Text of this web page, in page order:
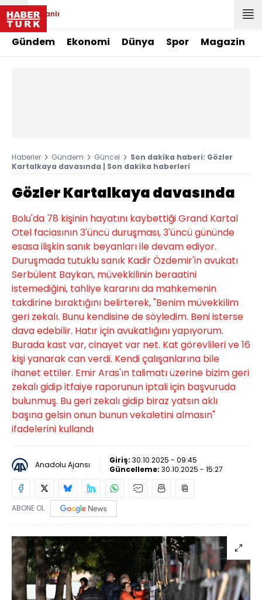
Canlı
Gündem Ekonomi Dünya Spor Magazin
Haberler Gündem Güncel
Son dakika haberi: Gözler
Kartalkaya davasında | Son dakika haberleri
Gözler Kartalkaya davasında
Bolu'da 78 kişinin hayatını kaybettiği Grand Kartal
Otel faciasının 3'üncü duruşması, 3'üncü gününde
esasa ilişkin sanık beyanları ile devam ediyor.
Duruşmada tutuklu sanık Kadir Özdemir'in avukatı
Serbülent Baykan, müvekkilinin beraatini
istemediğini, tahliye kararını da mahkemenin
takdirine bıraktığını belirterek, "Benim müvekkilim
geri zekalı. Bunu kendisine de söyledim. Beni isterse
dava edebilir. Hatır için avukatlığını yapıyorum.
Burada kast var, cinayet var net. Kat görevlileri ve 16
kişi yanarak can verdi. Kendi çalışanlarına bile
ihanet ettiler. Emir Aras'ın talimatı üzerine bizim geri
zekalı gidip itfaiye raporunun iptali için başvuruda
bulunmuş. Bu geri zekalı gidip biraz yatsın aklı
başına gelsin onun bunun vekaletini almasın"
ifadelerini kullandı
Anadolu Ajansı Giriş: 30.10.2025 - 09:45
Güncelleme: 30.10.2025 - 15:27
ABONE OL